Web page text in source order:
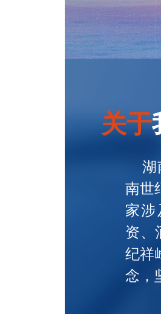
关于
湖
南世
家涉
资、
纪祥
念，